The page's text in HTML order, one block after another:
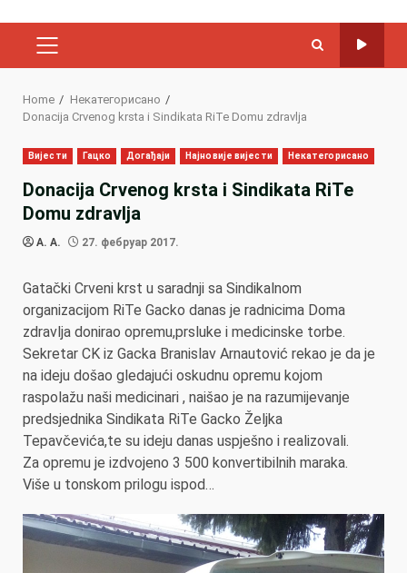
PRIMARY
Home
Некатегорисано
Donacija Crvenog krsta i Sindikata RiTe Domu zdravlja
Вијести Гацко Догађаји Најновије вијести Некатегорисано
Donacija Crvenog krsta i Sindikata RiTe
Domu zdravlja
A. A. 27. фебруар 2017.
Gatački Crveni krst u saradnji sa Sindikalnom
organizacijom RiTe Gacko danas je radnicima Doma
zdravlja donirao opremu,prsluke i medicinske torbe.
Sekretar CK iz Gacka Branislav Arnautović rekao je da je
na ideju došao gledajući oskudnu opremu kojom
raspolažu naši medicinari , naišao je na razumijevanje
predsjednika Sindikata RiTe Gacko Željka
Tepavčevića,te su ideju danas uspješno i realizovali.
Za opremu je izdvojeno 3 500 konvertibilnih maraka.
Više u tonskom prilogu ispod…